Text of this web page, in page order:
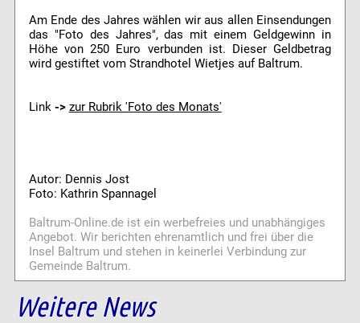
Am Ende des Jahres wählen wir aus allen Einsendungen
das "Foto des Jahres", das mit einem Geldgewinn in
Höhe von 250 Euro verbunden ist. Dieser Geldbetrag
wird gestiftet vom Strandhotel Wietjes auf Baltrum.
Link -> zur Rubrik 'Foto des Monats'
Autor: Dennis Jost
Foto: Kathrin Spannagel
Baltrum-Online.de ist ein werbefreies und unabhängiges
Angebot. Wir berichten ehrenamtlich und frei über die
Insel Baltrum und stehen in keinerlei Verbindung zur
Gemeinde Baltrum.
Weitere News